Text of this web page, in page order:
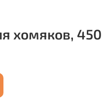
хомяков, 450